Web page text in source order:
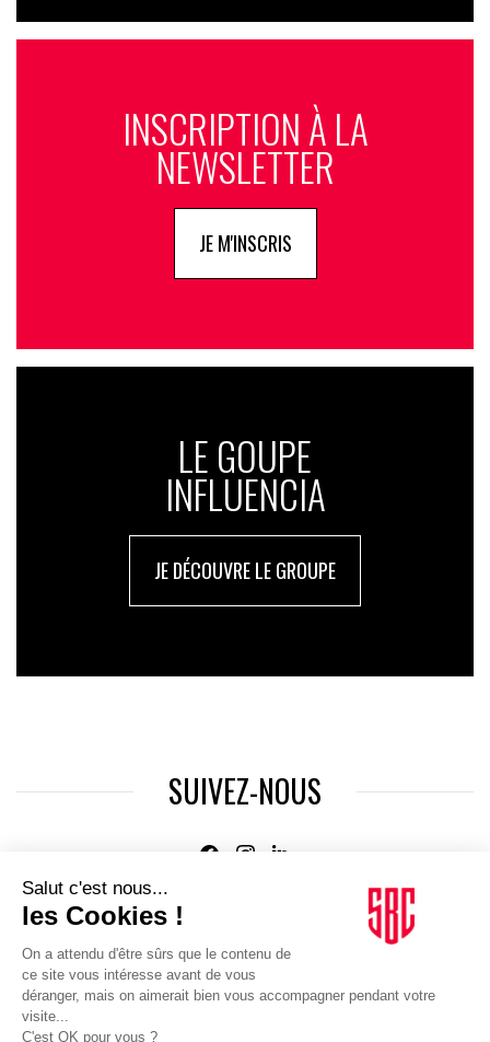
INSCRIPTION À LA
NEWSLETTER
JE M'INSCRIS
LE GOUPE
INFLUENCIA
JE DÉCOUVRE LE GROUPE
SUIVEZ-NOUS